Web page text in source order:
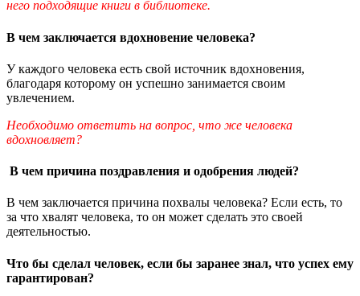
него подходящие книги в библиотеке.
В чем заключается вдохновение человека?
У каждого человека есть свой источник вдохновения,
благодаря которому он успешно занимается своим
увлечением.
Необходимо ответить на вопрос, что же человека
вдохновляет?
В чем причина поздравления и одобрения людей?
В чем заключается причина похвалы человека? Если есть, то
за что хвалят человека, то он может сделать это своей
деятельностью.
Что бы сделал человек, если бы заранее знал, что успех ему
гарантирован?